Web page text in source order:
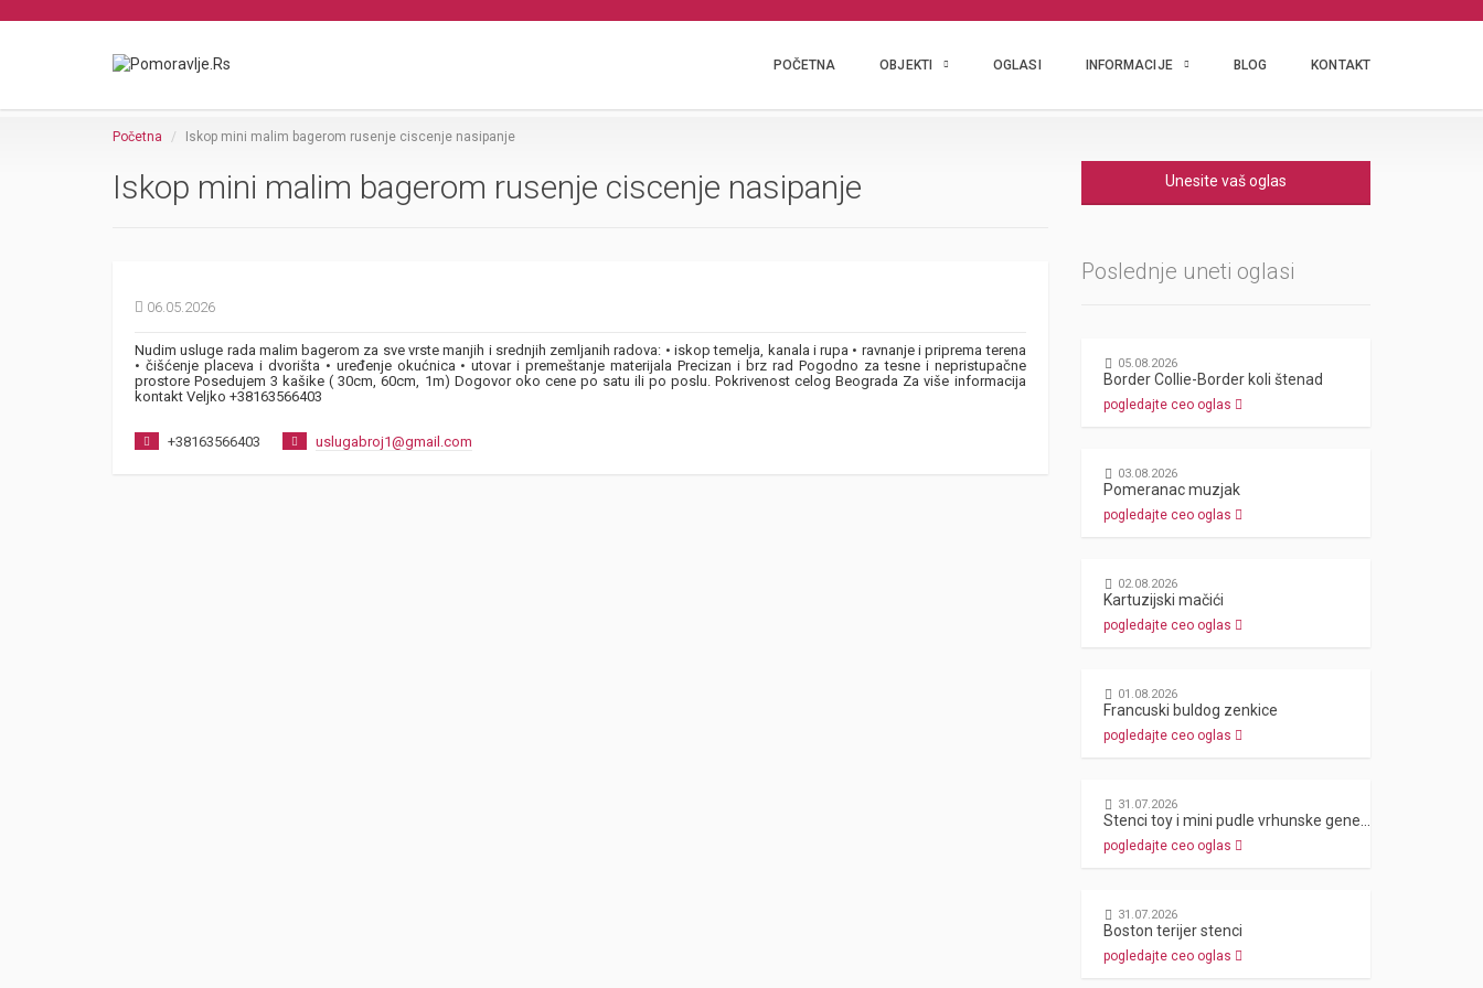
POČETNA OBJEKTI OGLASI INFORMACIJE BLOG KONTAKT
Početna Iskop mini malim bagerom rusenje ciscenje nasipanje
Iskop mini malim bagerom rusenje ciscenje nasipanje
06.05.2026
Nudim usluge rada malim bagerom za sve vrste manjih i srednjih zemljanih radova: • iskop temelja, kanala i rupa • ravnanje i priprema terena
• čišćenje placeva i dvorišta • uređenje okućnica • utovar i premeštanje materijala Precizan i brz rad Pogodno za tesne i nepristupačne
prostore Posedujem 3 kašike ( 30cm, 60cm, 1m) Dogovor oko cene po satu ili po poslu. Pokrivenost celog Beograda Za više informacija
kontakt Veljko +38163566403
+38163566403 uslugabroj1@gmail.com
Unesite vaš oglas
Poslednje uneti oglasi
05.08.2026
Border Collie-Border koli štenad
pogledajte ceo oglas
03.08.2026
Pomeranac muzjak
pogledajte ceo oglas
02.08.2026
Kartuzijski mačići
pogledajte ceo oglas
01.08.2026
Francuski buldog zenkice
pogledajte ceo oglas
31.07.2026
pogledajte ceo oglas
31.07.2026
Boston terijer stenci
pogledajte ceo oglas